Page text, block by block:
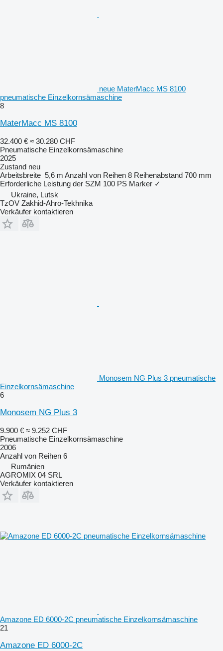
neue MaterMacc MS 8100
pneumatische Einzelkornsämaschine
8
MaterMacc MS 8100
32.400 € ≈ 30.280 CHF
Pneumatische Einzelkornsämaschine
2025
Zustand neu
Arbeitsbreite 5,6 m Anzahl von Reihen 8 Reihenabstand 700 mm
Erforderliche Leistung der SZM 100 PS Marker ✓
Ukraine, Lutsk
TzOV Zakhid-Ahro-Tekhnika
Verkäufer kontaktieren
Monosem NG Plus 3 pneumatische
Einzelkornsämaschine
6
Monosem NG Plus 3
9.900 € ≈ 9.252 CHF
Pneumatische Einzelkornsämaschine
2006
Anzahl von Reihen 6
Rumänien
AGROMIX 04 SRL
Verkäufer kontaktieren
Amazone ED 6000-2C pneumatische Einzelkornsämaschine
21
Amazone ED 6000-2C